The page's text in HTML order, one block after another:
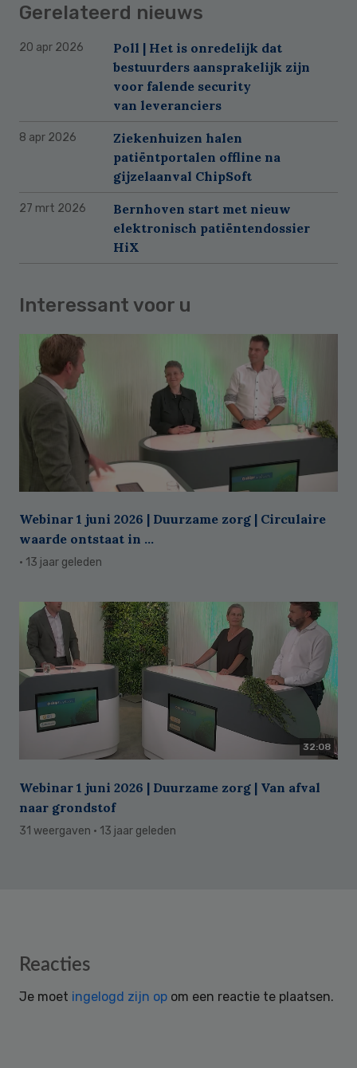
Gerelateerd nieuws
20 apr 2026
Poll | Het is onredelijk dat
bestuurders aansprakelijk zijn
voor falende security
van leveranciers
8 apr 2026
Ziekenhuizen halen
patiëntportalen offline na
gijzelaanval ChipSoft
27 mrt 2026
Bernhoven start met nieuw
elektronisch patiëntendossier
HiX
Interessant voor u
Webinar 1 juni 2026 | Duurzame zorg | Circulaire
waarde ontstaat in ...
· 13 jaar geleden
32:08
Webinar 1 juni 2026 | Duurzame zorg | Van afval
naar grondstof
31 weergaven · 13 jaar geleden
Reader
Reacties
Je moet ingelogd zijn op om een reactie te plaatsen.